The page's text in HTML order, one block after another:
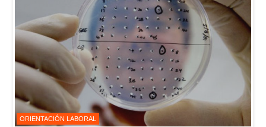
ORIENTACIÓN LABORAL